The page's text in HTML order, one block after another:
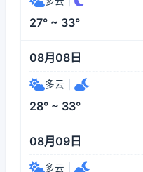
27° ~ 33°
08月08日
多云
28° ~ 33°
08月09日
多云